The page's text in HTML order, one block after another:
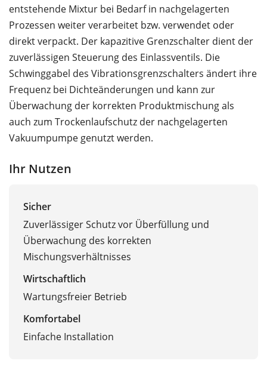
entstehende Mixtur bei Bedarf in nachgelagerten
Prozessen weiter verarbeitet bzw. verwendet oder
direkt verpackt. Der kapazitive Grenzschalter dient der
zuverlässigen Steuerung des Einlassventils. Die
Schwinggabel des Vibrationsgrenzschalters ändert ihre
Frequenz bei Dichteänderungen und kann zur
Überwachung der korrekten Produktmischung als
auch zum Trockenlaufschutz der nachgelagerten
Vakuumpumpe genutzt werden.
Ihr Nutzen
Sicher
Zuverlässiger Schutz vor Überfüllung und
Überwachung des korrekten
Mischungsverhältnisses
Wirtschaftlich
Wartungsfreier Betrieb
Komfortabel
Einfache Installation